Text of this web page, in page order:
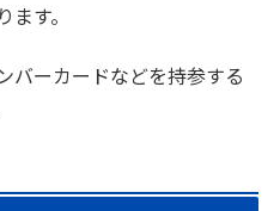
す。
バーカードなどを持参する